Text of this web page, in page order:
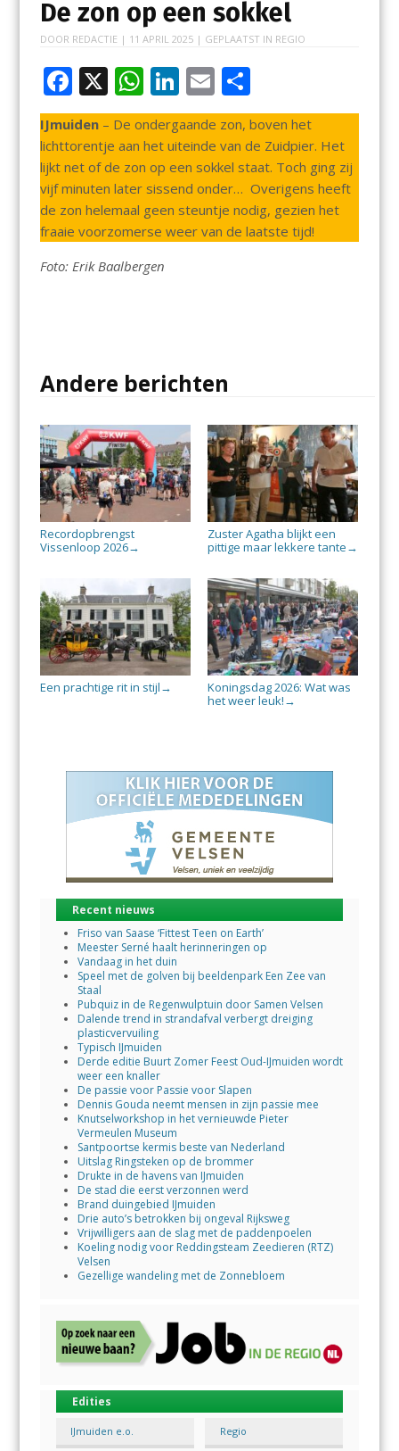
De zon op een sokkel
DOOR REDACTIE | 11 APRIL 2025| GEPLAATST IN REGIO
F
ac
e
b
o
o
k
X W
h
at
s
A
p
p
Li
n
k
e
dI
n
E
m
ai
l
D
el
e
n
IJmuiden– De ondergaande zon, boven het
lichttorentje aan het uiteinde van de Zuidpier. Het
lijkt net of de zon op een sokkel staat. Toch ging zij
vijf minuten later sissend onder… Overigens heeft
de zon helemaal geen steuntje nodig, gezien het
fraaie voorzomerse weer van de laatste tijd!
Foto: Erik Baalbergen
Andere berichten
Recordopbrengst
Vissenloop 2026→
Zuster Agatha blijkt een
pittige maar lekkere tante →
Een prachtige rit in stijl →
Koningsdag 2026: Wat was
het weer leuk! →
Recent nieuws
Friso van Saase ‘Fittest Teen on Earth’
Meester Serné haalt herinneringen op
Vandaag in het duin
Speel met de golven bij beeldenpark Een Zee van
Staal
Pubquiz in de Regenwulptuin door Samen Velsen
Dalende trend in strandafval verbergt dreiging
plasticvervuiling
Typisch IJmuiden
Derde editie Buurt Zomer Feest Oud-IJmuiden wordt
weer een knaller
De passie voor Passie voor Slapen
Dennis Gouda neemt mensen in zijn passie mee
Knutselworkshop in het vernieuwde Pieter
Vermeulen Museum
Santpoortse kermis beste van Nederland
Uitslag Ringsteken op de brommer
Drukte in de havens van IJmuiden
De stad die eerst verzonnen werd
Brand duingebied IJmuiden
Drie auto’s betrokken bij ongeval Rijksweg
Vrijwilligers aan de slag met de paddenpoelen
Koeling nodig voor Reddingsteam Zeedieren (RTZ)
Velsen
Gezellige wandeling met de Zonnebloem
Edities
IJmuiden e.o. Regio